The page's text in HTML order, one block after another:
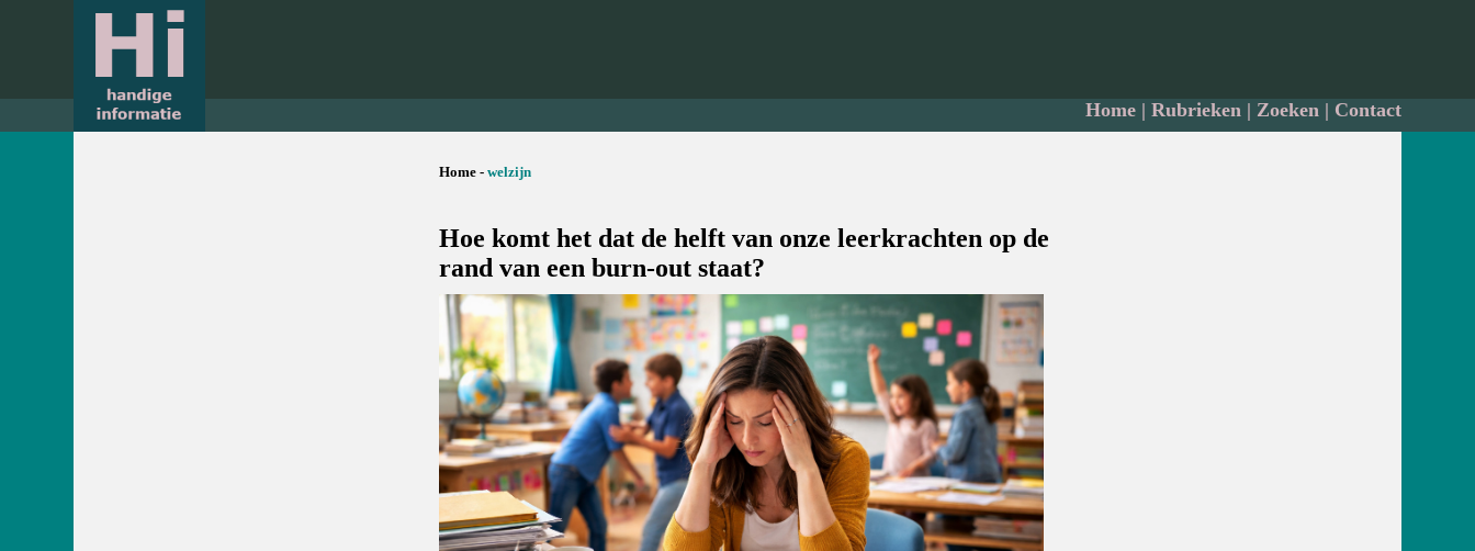
Home| Rubrieken| Zoeken| Contact
Home - welzijn
Hoe komt het dat de helft van onze leerkrachten op de
rand van een burn-out staat?